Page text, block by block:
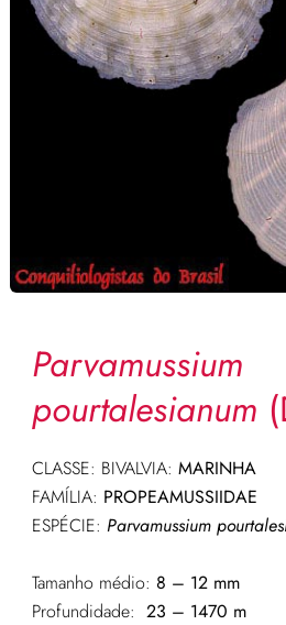
Parvamussium
pourtalesianum
CLASSE: BIVALVIA: MARINHA
FAMÍLIA: PROPEAMUSSIIDAE
ESPÉCIE: Parvamussium
Tamanho médio: 8 – 12 mm
Profundidade: 23 – 1470 m